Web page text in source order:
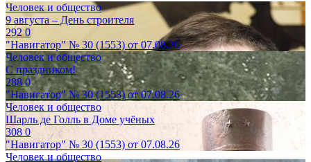
Человек и общество
9 августа – День строителя
2920
"Навигатор" № 30 (1553) от 07.08.26
Человек и общество
С праздником!
2880
"Навигатор" № 30 (1553) от 07.08.26
Человек и общество
Шарль де Голль в Доме учёных
308 0
"Навигатор" № 30 (1553) от 07.08.26
Человек и общество